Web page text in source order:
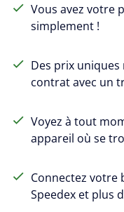
Vous avez votre
simplement !
Des prix uniques
contrat avec un
Voyez à tout
appareil où se
Connectez votre
Speedex et plus